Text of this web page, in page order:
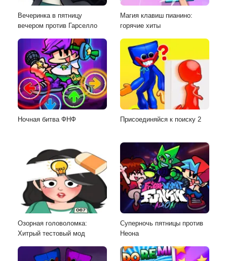
Вечеринка в пятницу
вечером против Гарселло
Магия клавиш пианино:
горячие хиты
Ночная битва ФНФ Присоединяйся к поиску 2
Озорная головоломка:
Хитрый тестовый мод
Суперночь пятницы против
Неона